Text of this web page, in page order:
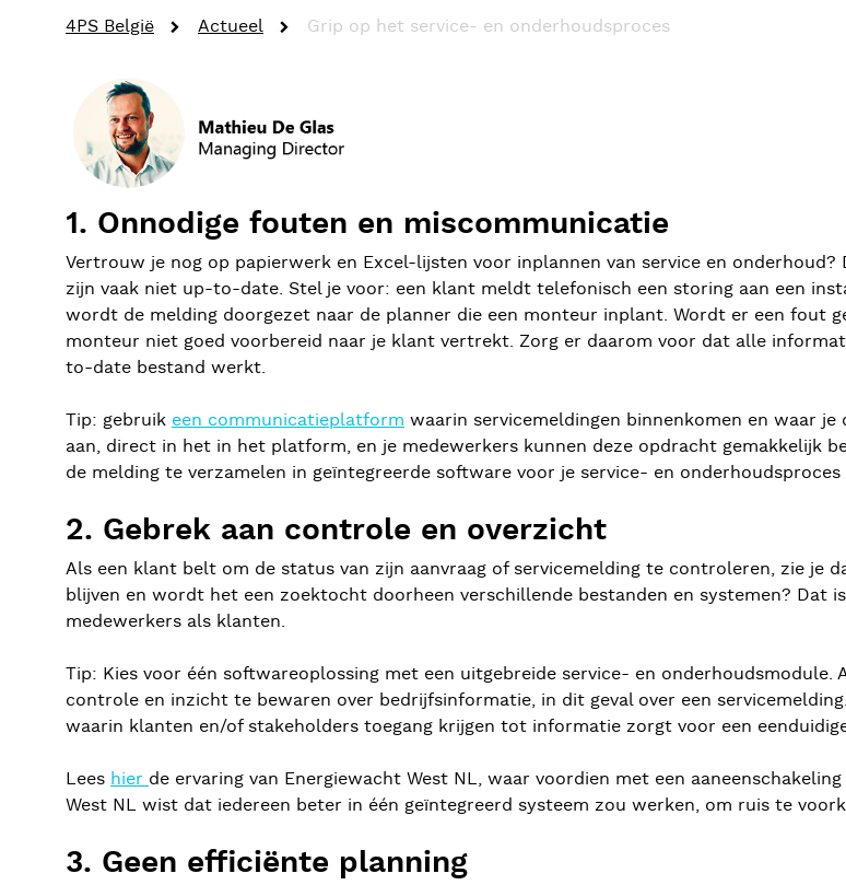
4PS België Actueel Grip op het service- en onderhoudsproces
1. Onnodige fouten en miscommunicatie
Vertrouw je nog op papierwerk en Excel-lijsten voor inplannen van service en
zijn vaak niet up-to-date. Stel je voor: een klant meldt telefonisch een storing aan een
wordt de melding doorgezet naar de planner die een monteur inplant. Wordt er een fout
monteur niet goed voorbereid naar je klant vertrekt. Zorg er daarom voor dat alle
to-date bestand werkt.
Tip: gebruik een communicatieplatform waarin servicemeldingen binnenkomen en waar
aan, direct in het in het platform, en je medewerkers kunnen deze opdracht gemakkelijk
de melding te verzamelen in geïntegreerde software voor je service- en
2. Gebrek aan controle en overzicht
Als een klant belt om de status van zijn aanvraag of servicemelding te controleren, zie je
blijven en wordt het een zoektocht doorheen verschillende bestanden en systemen? Dat
medewerkers als klanten.
Tip: Kies voor één softwareoplossing met een uitgebreide service- en
controle en inzicht te bewaren over bedrijfsinformatie, in dit geval over een
waarin klanten en/of stakeholders toegang krijgen tot informatie zorgt voor een
Lees hier de ervaring van Energiewacht West NL, waar voordien met een
West NL wist dat iedereen beter in één geïntegreerd systeem zou werken, om ruis te
3. Geen efficiënte planning